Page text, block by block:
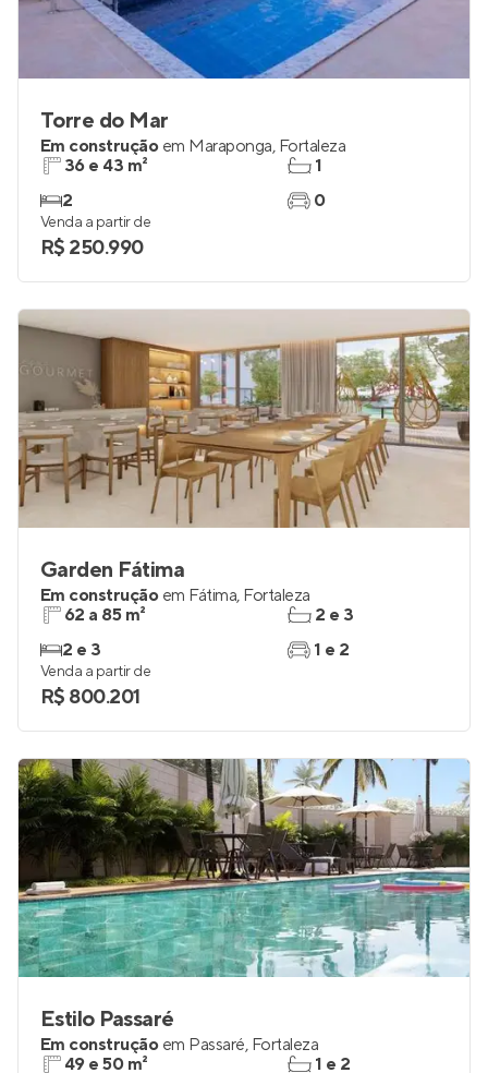
Torre do Mar
Em construção em Maraponga, Fortaleza
36 e 43 m²
2
1
0
Venda a partir de
R$ 250.990
Garden Fátima
Em construção em Fátima, Fortaleza
62 a 85 m²
2 e 3
2 e 3
1 e 2
Venda a partir de
R$ 800.201
Estilo Passaré
Em construção em Passaré, Fortaleza
49 e 50 m²
1 e 2